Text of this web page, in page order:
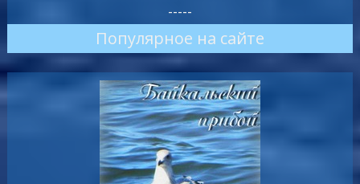
-----
Популярное на сайте